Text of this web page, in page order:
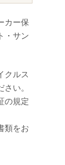
カー保
・サン
クルス
い。
の規定
類をお